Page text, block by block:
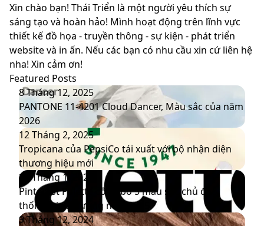
Xin chào bạn! Thái Triển là một người yêu thích sự
sáng tạo và hoàn hảo! Mình hoạt động trên lĩnh vực
thiết kế đồ họa - truyền thông - sự kiện - phát triển
website và in ấn. Nếu các bạn có nhu cầu xin cứ liên hệ
nha! Xin cảm ơn!
Featured Posts
PANTONE
11-
4201
Cloud
Dancer,
Màu
sắc
của
năm
2026
8 Tháng 12, 2025
PANTONE 11-4201 Cloud Dancer, Màu sắc của năm
2026
Tropicana
của
PepsiCo
tái
xuất
với
bộ
12 Tháng 2, 2025
Tropicana của PepsiCo tái xuất với bộ nhận diện
thương hiệu mới
Pinterest
Palette
công
bố
20 Tháng 1, 2025
Pinterest Palette công bố 5 màu sắc chủ đạo
thống trị xu hướng năm 2025
Màu
9 Tháng 12, 2024